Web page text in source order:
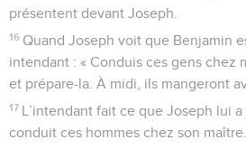
présentent devant Joseph.
16 Quand Joseph voit que Benjamin
intendant : « Conduis ces gens chez
et prépare-la. À midi, ils mangeront
17 L’intendant fait ce que Joseph lui
conduit ces hommes chez son maître.